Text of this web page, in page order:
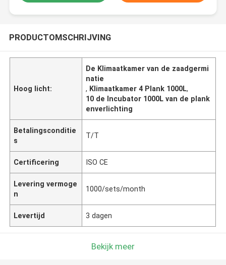
PRODUCTOMSCHRIJVING
Hoog licht:
De Klimaatkamer van de zaadgermi
natie
, Klimaatkamer 4 Plank 1000L,
10 de Incubator 1000L van de plank
enverlichting
Betalingsconditie
s
T/T
Certificering ISO CE
Levering vermoge
n
1000/sets/month
Levertijd 3 dagen
Bekijk meer